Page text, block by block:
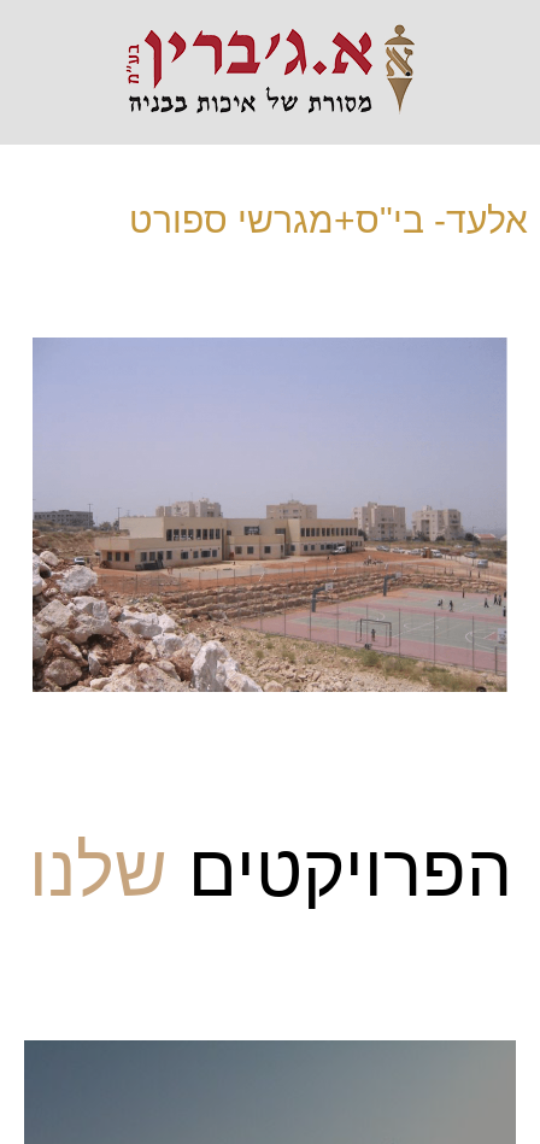
אלעד- בי"ס+מגרשי ספורט
הפרויקטים שלנו